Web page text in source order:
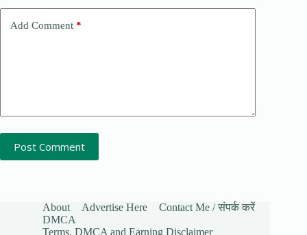
Add Comment *
Post Comment
About Advertise Here
Contact Me / संपर्क करें
DMCA
Terms, DMCA and Earning Disclaimer